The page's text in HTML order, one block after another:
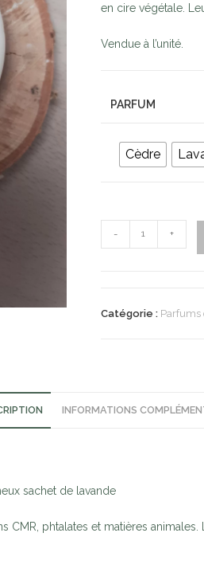
en cire végétale.
Vendue à l’unité.
PARFUM
Cèdre
- +
Catégorie : Parfums
INFORMATIONS
sachet de lavande
phtalates et matières